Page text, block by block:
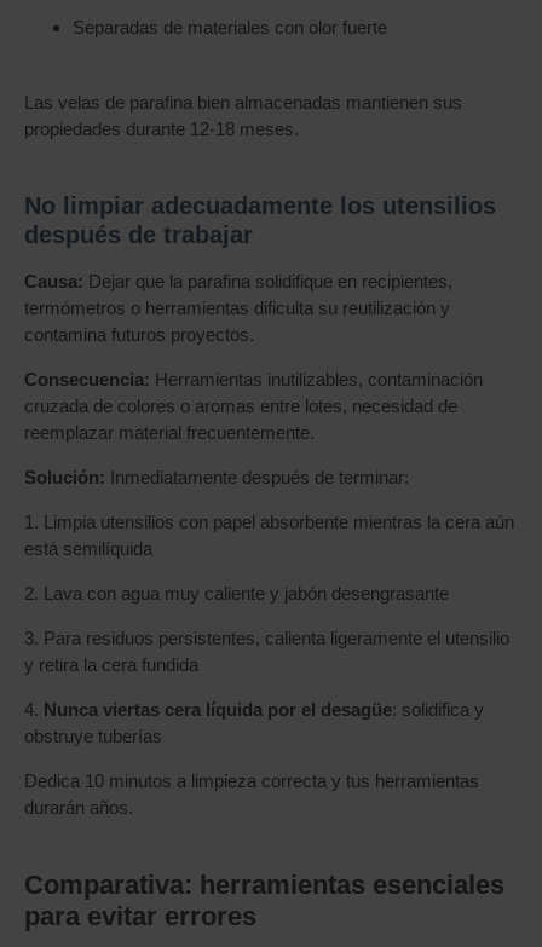
Separadas de materiales con olor fuerte
Las velas de parafina bien almacenadas mantienen sus
propiedades durante 12-18 meses.
No limpiar adecuadamente los utensilios
después de trabajar
Causa: Dejar que la parafina solidifique en recipientes,
termómetros o herramientas dificulta su reutilización y
contamina futuros proyectos.
Consecuencia: Herramientas inutilizables, contaminación
cruzada de colores o aromas entre lotes, necesidad de
reemplazar material frecuentemente.
Solución: Inmediatamente después de terminar:
1. Limpia utensilios con papel absorbente mientras la cera aún
está semilíquida
2. Lava con agua muy caliente y jabón desengrasante
3. Para residuos persistentes, calienta ligeramente el utensilio
y retira la cera fundida
4. Nunca viertas cera líquida por el desagüe: solidifica y
obstruye tuberías
Dedica 10 minutos a limpieza correcta y tus herramientas
durarán años.
Comparativa: herramientas esenciales
para evitar errores